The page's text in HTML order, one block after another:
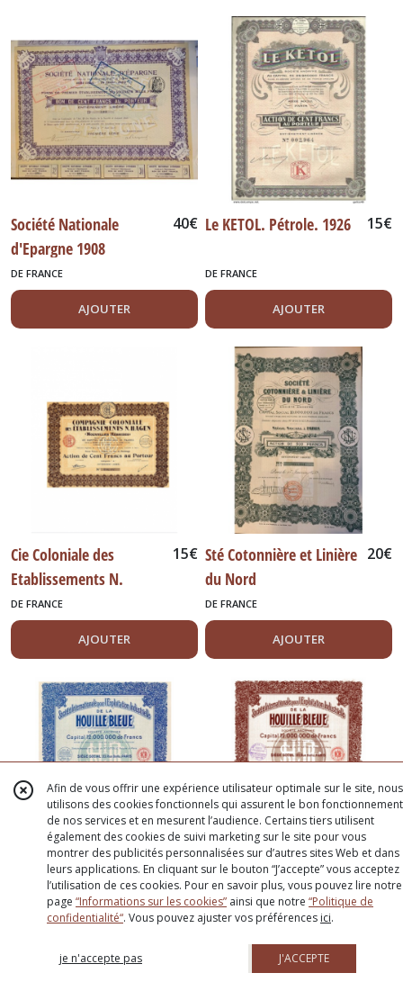
Société Nationale
d'Epargne 1908
40€
DE FRANCE
AJOUTER
Le KETOL. Pétrole. 1926 15€
DE FRANCE
AJOUTER
Cie Coloniale des
Etablissements N.
HAGEN (Nelles
Hébrides)
15€
DE FRANCE
AJOUTER
Sté Cotonnière et Linière
du Nord
20€
DE FRANCE
AJOUTER
Sté Internationale pour
l'Exploitation
Bleue Action de 100F
12€
AJOUTER
Sté Internationale pour
l'Exploitation
Bleue Part Bénéficiaire -
12€
AJOUTER
Afin de vous offrir une expérience utilisateur optimale sur le site, nous
utilisons des cookies fonctionnels qui assurent le bon fonctionnement
de nos services et en mesurent l’audience. Certains tiers utilisent
également des cookies de suivi marketing sur le site pour vous
montrer des publicités personnalisées sur d’autres sites Web et dans
leurs applications. En cliquant sur le bouton “J’accepte” vous acceptez
l’utilisation de ces cookies. Pour en savoir plus, vous pouvez lire notre
page “Informations sur les cookies” ainsi que notre “Politique de
confidentialité“. Vous pouvez ajuster vos préférences ici.
je n'accepte pas J'ACCEPTE